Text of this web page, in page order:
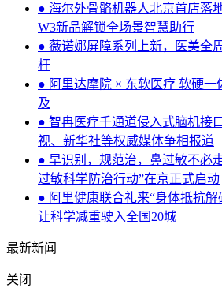
● 海尔外骨骼机器人北京首店落
W3新品解锁全场景智慧助行
● 薇诺娜屏障系列上新，医美全
杆
● 阿里达摩院 × 东软医疗 软硬
及
● 智冉医疗千通道侵入式脑机接
视、新华社等权威媒体争相报道
● 早识别，规范治，鼻过敏不必
过敏科学防治行动”在京正式启动
● 阿里健康联合礼来“身体抵抗解
让科学减重驶入全国20城
最新新闻
关闭